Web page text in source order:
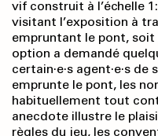
vif construit à l’échelle
visitant l’exposition à
empruntant le pont, soit
option a demandé
certain·e·s agent·e·s
emprunte le pont, les
habituellement tout
anecdote illustre le
règles du jeu, les